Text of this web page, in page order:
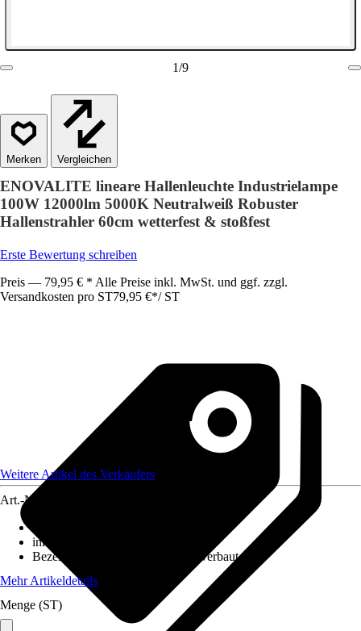
1/9
Vergleichen
ENOVALITE lineare Hallenleuchte Industrielampe
100W 12000lm 5000K Neutralweiß Robuster
Hallenstrahler 60cm wetterfest & stoßfest
Erste Bewertung schreiben
Preis — 79,95 € * Alle Preise inkl. MwSt. und ggf. zzgl.
Versandkosten pro ST79,95 €*/ ST
Weitere Artikel des Verkäufers
Art.-Nr.
inklusive Leuchtmittel
Bezeichnung Fassung
LED fest verbaut
Mehr Artikeldetails
Menge (ST)